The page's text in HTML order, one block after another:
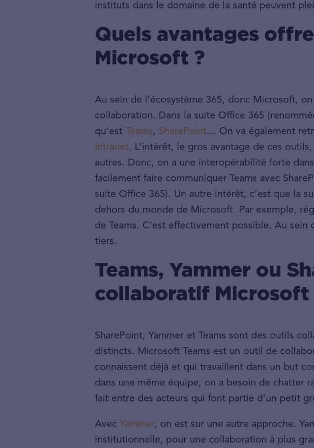
instituts dans le domaine de la santé peuvent
Quels avantages
Microsoft ?
Au sein de l’écosystème 365, donc Microsoft,
collaboration. Dans la suite Office 365
qu’estTeams, SharePoint… On va également
Intranet. L’intérêt, le gros avantage de ces
autres. Donc, on a une interopérabilité forte
facilement faire communiquer Teams avec
suite Office 365). Un autre intérêt, c’est que la
dehors du monde de Microsoft. Par exemple,
de Teams. C’est effectivement possible. Au
tiers.
Teams, Yammer ou
collaboratif Microsoft
SharePoint, Yammer et Teams sont des outils
distincts. Microsoft Teams est un outil de
connaissent déjà et qui travaillent dans un but
dans une même équipe, on a besoin de chatter
fait entre des acteurs qui font partie d’un petit
Avec Yammer, on est sur une autre approche.
institutionnelle, pour une collaboration à plus